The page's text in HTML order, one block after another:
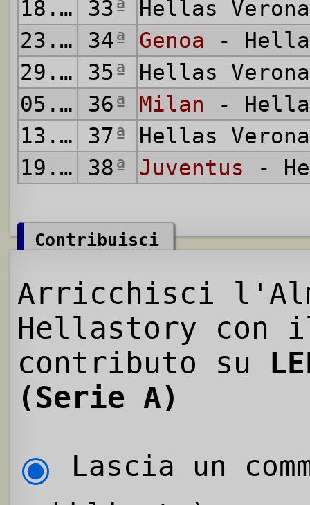
18.04.2018
33ª
Hellas
23.04.2018
34ª Genoa -
29.04.2018
35ª
Hellas
05.05.2018
36ª Milan -
13.05.2018
37ª
Hellas
19.05.2018
38ª Juventus -
Contribuisci
Arricchisci
Hellastory con
contributo su
(Serie A)
Lascia un